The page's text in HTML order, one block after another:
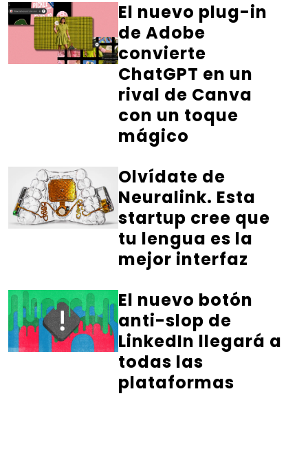
El nuevo plug-in
de Adobe
convierte
ChatGPT en un
rival de Canva
con un toque
mágico
Olvídate de
Neuralink. Esta
startup cree que
tu lengua es la
mejor interfaz
El nuevo botón
anti-slop de
LinkedIn llegará a
todas las
plataformas